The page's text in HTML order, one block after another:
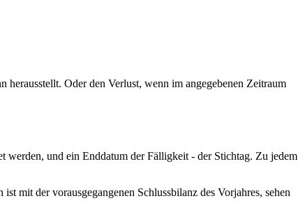
Oder den Verlust, wenn im angegebenen Zeitraum
werden, und ein Enddatum der Fälligkeit - der Stichtag. Zu jedem
mit der vorausgegangenen Schlussbilanz des Vorjahres, sehen